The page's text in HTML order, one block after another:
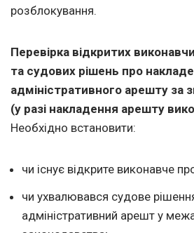
розблокування.
Перевірка відкритих
та судових рішень про
адміністративного арешту
(у разі накладення арешту
Необхідно встановити:
чи існує відкрите виконавче
чи ухвалювався судове
адміністративний арешт у